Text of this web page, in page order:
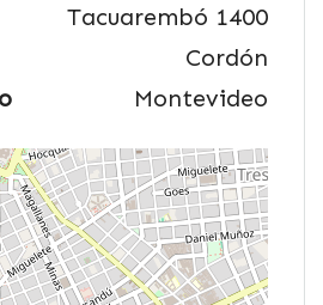
Tacuarembó 1400
Cordón
Montevideo